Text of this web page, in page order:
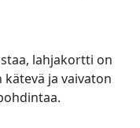
lahjakortti on
ja vaivaton